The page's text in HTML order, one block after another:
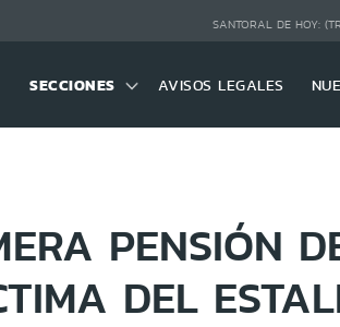
SANTORAL DE HOY:
SECCIONES AVISOS LEGALES
PENSIÓN
DEL